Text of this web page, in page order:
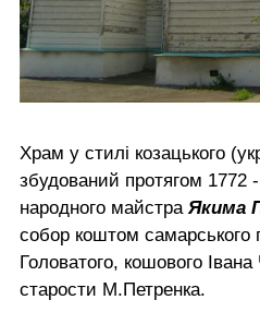
Храм у стилі козацького
збудований протягом 1772
народного майстра Якима
собор коштом самарського
Головатого, кошового Івана
старости М.Петренка.